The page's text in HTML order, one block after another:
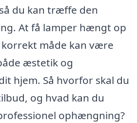
du kan træffe den
At få lamper hængt op
måde kan være
æstetik og
hjem. Så hvorfor skal du
og hvad kan du
ophængning?